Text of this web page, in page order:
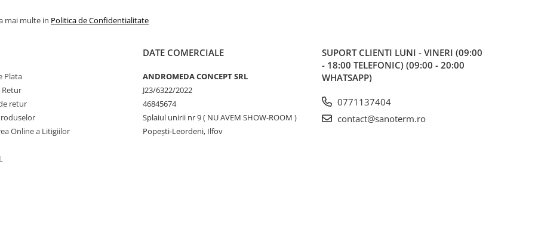
mai multe in Politica de Confidentialitate
Plata
Retur
retur
Online a Litigiilor
DATE COMERCIALE
ANDROMEDA CONCEPT SRL
J23/6322/2022
46845674
Splaiul unirii nr 9 ( NU AVEM SHOW-ROOM )
Popești-Leordeni, Ilfov
SUPORT CLIENTI LUNI - VINERI (09:00
- 18:00 TELEFONIC) (09:00 - 20:00
WHATSAPP)
0771137404
contact@sanoterm.ro